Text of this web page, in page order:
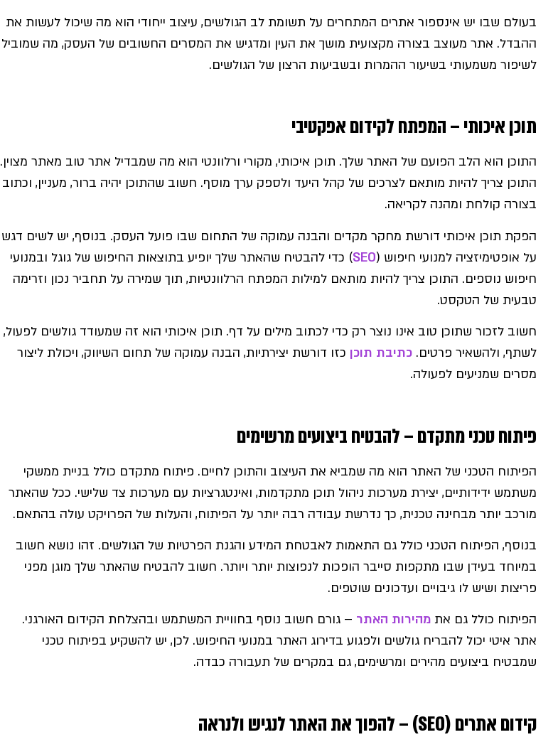
בעולם שבו יש אינספור אתרים המתחרים על תשומת לב הגולשים, עיצוב ייחודי הוא מה שיכול לעשות את
ההבדל. אתר מעוצב בצורה מקצועית מושך את העין ומדגיש את המסרים החשובים של העסק, מה שמוביל
לשיפור משמעותי בשיעור ההמרות ובשביעות הרצון של הגולשים.
תוכן איכותי – המפתח לקידום אפקטיבי
התוכן הוא הלב הפועם של האתר שלך. תוכן איכותי, מקורי ורלוונטי הוא מה שמבדיל אתר טוב מאתר מצוין.
התוכן צריך להיות מותאם לצרכים של קהל היעד ולספק ערך מוסף. חשוב שהתוכן יהיה ברור, מעניין, וכתוב
בצורה קולחת ומהנה לקריאה.
הפקת תוכן איכותי דורשת מחקר מקדים והבנה עמוקה של התחום שבו פועל העסק. בנוסף, יש לשים דגש
על אופטימיזציה למנועי חיפוש (SEO) כדי להבטיח שהאתר שלך יופיע בתוצאות החיפוש של גוגל ובמנועי
חיפוש נוספים. התוכן צריך להיות מותאם למילות המפתח הרלוונטיות, תוך שמירה על תחביר נכון וזרימה
טבעית של הטקסט.
חשוב לזכור שתוכן טוב אינו נוצר רק כדי לכתוב מילים על דף. תוכן איכותי הוא זה שמעודד גולשים לפעול,
לשתף, ולהשאיר פרטים. כתיבת תוכן כזו דורשת יצירתיות, הבנה עמוקה של תחום השיווק, ויכולת ליצור
מסרים שמניעים לפעולה.
פיתוח טכני מתקדם – להבטיח ביצועים מרשימים
הפיתוח הטכני של האתר הוא מה שמביא את העיצוב והתוכן לחיים. פיתוח מתקדם כולל בניית ממשקי
משתמש ידידותיים, יצירת מערכות ניהול תוכן מתקדמות, ואינטגרציות עם מערכות צד שלישי. ככל שהאתר
מורכב יותר מבחינה טכנית, כך נדרשת עבודה רבה יותר על הפיתוח, והעלות של הפרויקט עולה בהתאם.
בנוסף, הפיתוח הטכני כולל גם התאמות לאבטחת המידע והגנת הפרטיות של הגולשים. זהו נושא חשוב
במיוחד בעידן שבו מתקפות סייבר הופכות לנפוצות יותר ויותר. חשוב להבטיח שהאתר שלך מוגן מפני
פריצות ושיש לו גיבויים ועדכונים שוטפים.
הפיתוח כולל גם את מהירות האתר – גורם חשוב נוסף בחוויית המשתמש ובהצלחת הקידום האורגני.
אתר איטי יכול להבריח גולשים ולפגוע בדירוג האתר במנועי החיפוש. לכן, יש להשקיע בפיתוח טכני
שמבטיח ביצועים מהירים ומרשימים, גם במקרים של תעבורה כבדה.
קידום אתרים (SEO) – להפוך את האתר לנגיש ולנראה